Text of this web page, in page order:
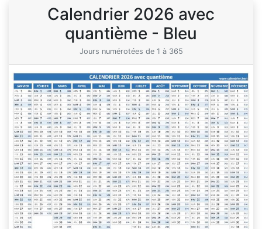
Calendrier 2026 avec
quantième - Bleu
Jours numérotées de 1 à 365